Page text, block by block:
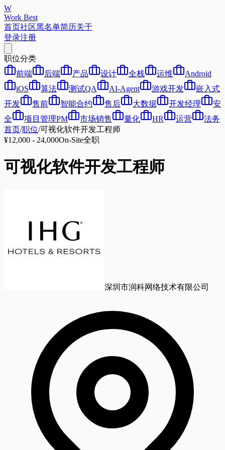
W
Work Best
首页社区黑名单简历关于
登录注册
职位分类
前端
后端 产品 设计 全栈 运维
Android
iOS
算法 测试QA AI-Agent 游戏开发
嵌入式
开发
售前 智能合约 售后 大数据 开发经理
安
全
项目管理PM 市场销售 量化 HR 运营
法务
首页/职位/可视化软件开发工程师
¥12,000 - 24,000On-Site全职
可视化软件开发工程师
深圳市润科网络技术有限公司